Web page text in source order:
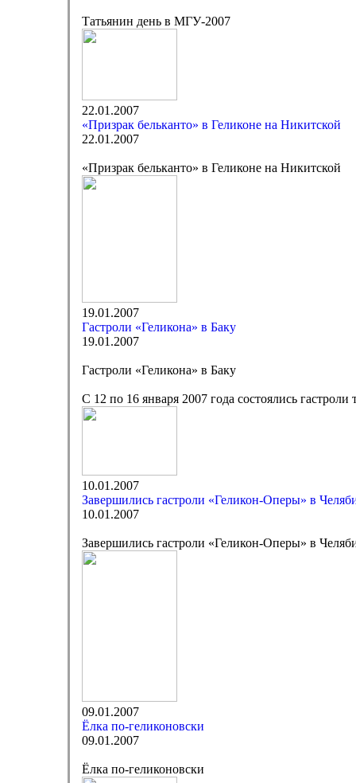
Татьянин день в МГУ-2007
22.01.2007
«Призрак бельканто» в Геликоне на Никитской
22.01.2007
«Призрак бельканто» в Геликоне на Никитской
19.01.2007
Гастроли «Геликона» в Баку
19.01.2007
Гастроли «Геликона» в Баку
С 12 по 16 января 2007 года состоялись
10.01.2007
Завершились гастроли «Геликон-Оперы» в
10.01.2007
Завершились гастроли «Геликон-Оперы» в
09.01.2007
Ёлка по-геликоновски
09.01.2007
Ёлка по-геликоновски